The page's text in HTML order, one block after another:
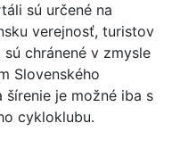
sú určené na
verejnosť, turistov
chránené v zmysle
Slovenského
je možné iba s
cykloklubu.